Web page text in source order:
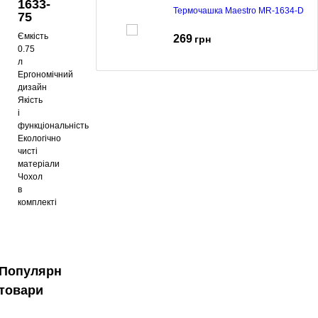
Термочашка Maestro MR-1634-D
269 грн
1633-
75
Ємкість
0.75
л
Ергономічний
дизайн
Якість
і
функціональність
Екологічно
чисті
матеріали
Чохол
в
комплекті